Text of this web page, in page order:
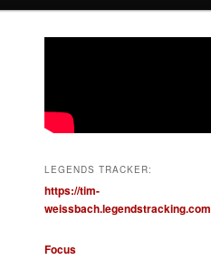
LEGENDS TRACKER:
https://tim-
weissbach.legendstracking.com
Focus